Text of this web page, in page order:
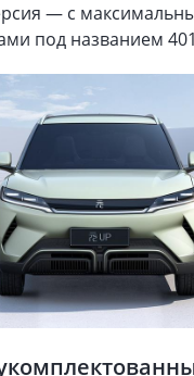
— с
под названием